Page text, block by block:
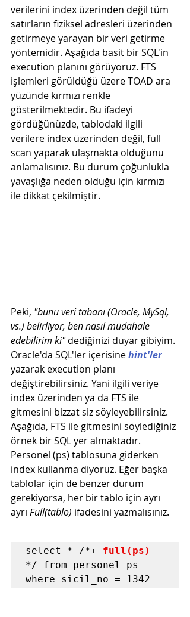
verilerini index üzerinden değil tüm
satırların fiziksel adresleri üzerinden
getirmeye yarayan bir veri getirme
yöntemidir. Aşağıda basit bir SQL'in
execution planını görüyoruz. FTS
işlemleri görüldüğü üzere TOAD ara
yüzünde kırmızı renkle
gösterilmektedir. Bu ifadeyi
gördüğünüzde, tablodaki ilgili
verilere index üzerinden değil, full
scan yaparak ulaşmakta olduğunu
anlamalısınız. Bu durum çoğunlukla
yavaşlığa neden olduğu için kırmızı
ile dikkat çekilmiştir.
Peki, "bunu veri tabanı (Oracle, MySql,
vs.) belirliyor, ben nasıl müdahale
edebilirim ki" dediğinizi duyar gibiyim.
Oracle'da SQL'ler içerisine hint'ler
yazarak execution planı
değiştirebilirsiniz. Yani ilgili veriye
index üzerinden ya da FTS ile
gitmesini bizzat siz söyleyebilirsiniz.
Aşağıda, FTS ile gitmesini söylediğiniz
örnek bir SQL yer almaktadır.
Personel (ps) tablosuna giderken
index kullanma diyoruz. Eğer başka
tablolar için de benzer durum
gerekiyorsa, her bir tablo için ayrı
ayrı Full(tablo) ifadesini yazmalısınız.
select * /*+ full(ps)
*/ from personel ps
where sicil_no = 1342